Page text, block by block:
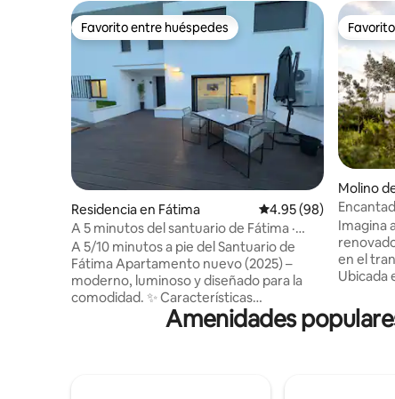
Favorito entre huéspedes
Favorito entre huéspedes
Residencia en Fátima Calificación
4.95 (98)
A 5 minutos del santuario de Fátima ·
Apartamento elegante
A 5/10 minutos a pie del Santuario de
Fátima Apartamento nuevo (2025) –
moderno, luminoso y diseñado para la
comodidad. ✨ Características
independencia. • Estacionamiento
Molino
bosque,
Imagina
en el
Ubicada
permite
Amenidades